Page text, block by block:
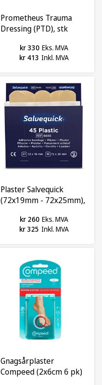
Prometheus Trauma
Dressing (PTD), stk
kr 330 Eks. MVA
kr 413 Inkl. MVA
Plaster Salvequick
(72x19mm - 72x25mm),
kr 260 Eks. MVA
kr 325 Inkl. MVA
Gnagsårplaster
Compeed (2x6cm 6 pk)